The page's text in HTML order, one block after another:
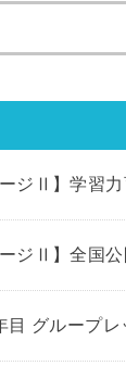
索:
ージⅡ】学習
ージⅡ】全国
目 グループレ